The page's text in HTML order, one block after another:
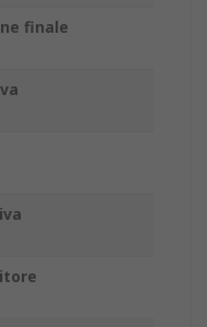
finale